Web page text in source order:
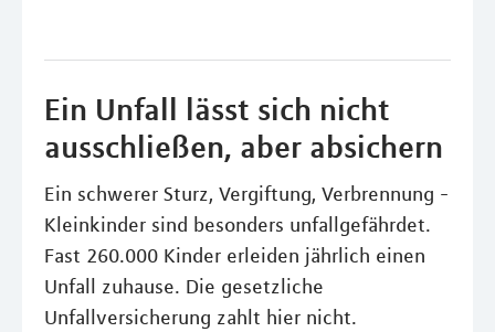
Ein Unfall lässt sich nicht
ausschließen, aber absichern
Ein schwerer Sturz, Vergiftung, Verbrennung -
Kleinkinder sind besonders unfallgefährdet.
Fast 260.000 Kinder erleiden jährlich einen
Unfall zuhause. Die gesetzliche
Unfallversicherung zahlt hier nicht.